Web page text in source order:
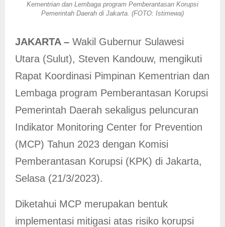
Kementrian dan Lembaga program Pemberantasan Korupsi
Pemerintah Daerah di Jakarta. (FOTO: Istimewa)
JAKARTA – Wakil Gubernur Sulawesi
Utara (Sulut), Steven Kandouw, mengikuti
Rapat Koordinasi Pimpinan Kementrian dan
Lembaga program Pemberantasan Korupsi
Pemerintah Daerah sekaligus peluncuran
Indikator Monitoring Center for Prevention
(MCP) Tahun 2023 dengan Komisi
Pemberantasan Korupsi (KPK) di Jakarta,
Selasa (21/3/2023).
Diketahui MCP merupakan bentuk
implementasi mitigasi atas risiko korupsi